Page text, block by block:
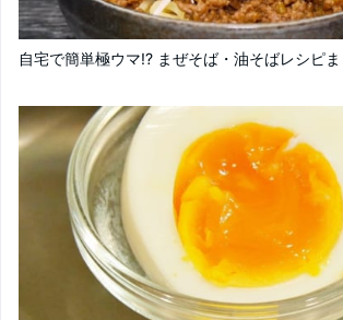
自宅で簡単極ウマ!? まぜそば・油そばレシピ